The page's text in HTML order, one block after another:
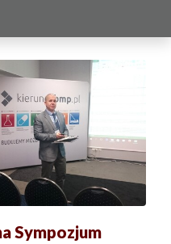
Sympozjum